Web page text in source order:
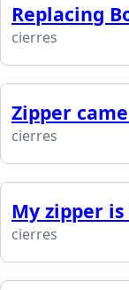
Replacing
cierres
Zipper
cierres
My zipper
cierres